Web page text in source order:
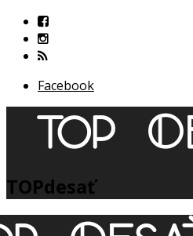
Facebook
TOPdesať